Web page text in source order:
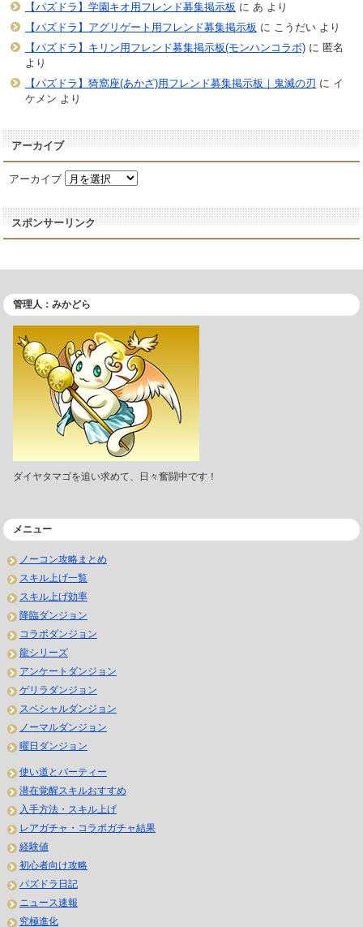
【パズドラ】学園キオ用フレンド募集掲示板 に あ より
【パズドラ】アグリゲート用フレンド募集掲示板 に こうだいより
【パズドラ】キリン用フレンド募集掲示板(モンハンコラボ)に 匿名
より
【パズドラ】猗窩座(あかざ)用フレンド募集掲示板｜鬼滅の刃 に イ
ケメン より
アーカイブ
アーカイブ
スポンサーリンク
管理人：みかどら
ダイヤタマゴを追い求めて、日々奮闘中です！
メニュー
ノーコン攻略まとめ
スキル上げ一覧
スキル上げ効率
降臨ダンジョン
コラボダンジョン
龍シリーズ
アンケートダンジョン
ゲリラダンジョン
スペシャルダンジョン
ノーマルダンジョン
曜日ダンジョン
使い道とパーティー
潜在覚醒スキルおすすめ
入手方法・スキル上げ
レアガチャ・コラボガチャ結果
経験値
初心者向け攻略
パズドラ日記
ニュース速報
究極進化